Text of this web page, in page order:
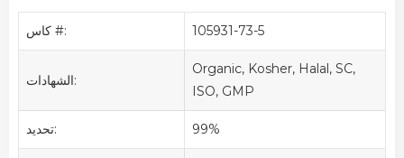
كاس #: 105931-73-5
الشهادات:
Organic, Kosher, Halal, SC,
ISO, GMP
تحديد: 99%